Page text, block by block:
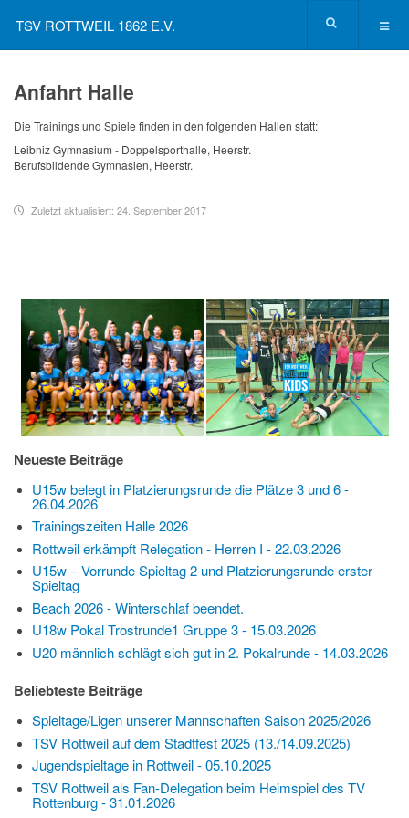
TSV ROTTWEIL 1862 E.V.
Anfahrt Halle
Die Trainings und Spiele finden in den folgenden Hallen statt:
Leibniz Gymnasium - Doppelsporthalle, Heerstr.
Berufsbildende Gymnasien, Heerstr.
Zuletzt aktualisiert: 24. September 2017
Neueste Beiträge
U15w belegt in Platzierungsrunde die Plätze 3 und 6 -
26.04.2026
Trainingszeiten Halle 2026
Rottweil erkämpft Relegation - Herren I - 22.03.2026
U15w – Vorrunde Spieltag 2 und Platzierungsrunde erster
Spieltag
Beach 2026 - Winterschlaf beendet.
U18w Pokal Trostrunde1 Gruppe 3 - 15.03.2026
U20 männlich schlägt sich gut in 2. Pokalrunde - 14.03.2026
Beliebteste Beiträge
Spieltage/Ligen unserer Mannschaften Saison 2025/2026
TSV Rottweil auf dem Stadtfest 2025 (13./14.09.2025)
Jugendspieltage in Rottweil - 05.10.2025
TSV Rottweil als Fan-Delegation beim Heimspiel des TV
Rottenburg - 31.01.2026